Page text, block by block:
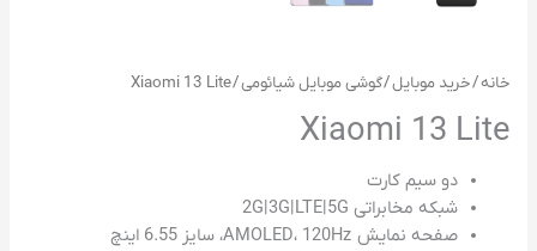
خانه/خرید موبایل/گوشی موبایل شیائومی/ Xiaomi 13 Lite
Xiaomi 13 Lite
دو سیم کارت
شبکه مخابراتی 2G|3G|LTE|5G
صفحه نمایش AMOLED، 120Hz، سایز 6.55 اینچ